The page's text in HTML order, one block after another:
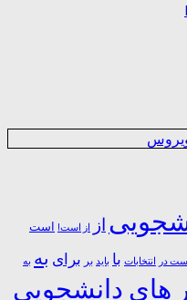
از از است! است
در انتخابات با باید بر برای به به
های دانشجویی